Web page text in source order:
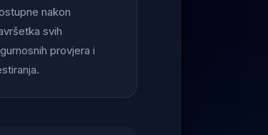
nakon
svih
provjera i